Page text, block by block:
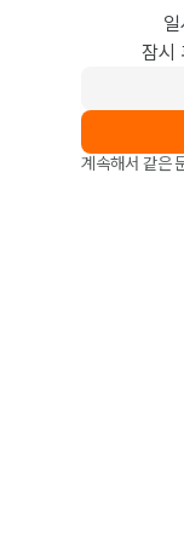
잠시
계속해서 같은